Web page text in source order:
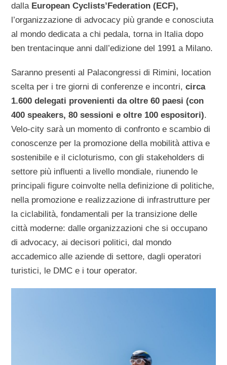
dalla European Cyclists’Federation (ECF),
l’organizzazione di advocacy più grande e conosciuta
al mondo dedicata a chi pedala, torna in Italia dopo
ben trentacinque anni dall’edizione del 1991 a Milano.
Saranno presenti al Palacongressi di Rimini, location
scelta per i tre giorni di conferenze e incontri,circa
1.600 delegati provenienti da oltre 60 paesi (con
400 speakers, 80 sessioni e oltre 100 espositori).
Velo-city sarà un momento di confronto e scambio di
conoscenze per la promozione della mobilità attiva e
sostenibile e il cicloturismo, con gli stakeholders di
settore più influenti a livello mondiale, riunendo le
principali figure coinvolte nella definizione di politiche,
nella promozione e realizzazione di infrastrutture per
la ciclabilità, fondamentali per la transizione delle
città moderne: dalle organizzazioni che si occupano
di advocacy, ai decisori politici, dal mondo
accademico alle aziende di settore, dagli operatori
turistici, le DMC e i tour operator.